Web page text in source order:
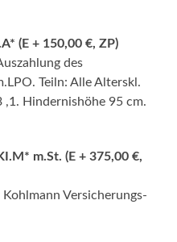
(E + 150,00 €, ZP)
des
Teiln: Alle Alterskl.
,1. Hindernishöhe 95 cm.
m.St. (E + 375,00 €,
Versicherungs-